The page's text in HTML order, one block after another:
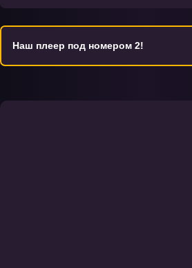
Наш плеер под номером 2!